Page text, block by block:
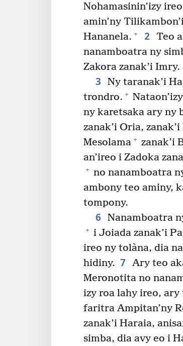
Nohamasinin’izy
amin’ny
Hananela. + 2 Teo
nanamboatra ny
Zakora zanak’i Imry.
3
Ny taranak’i
trondro. +
ny karetsaka ary ny
zanak’i Oria,
Mesolama + zanak’i
an’ireo i Zadoka
+ no nanamboatra
ambony teo aminy,
tompony.
6 Nanamboatra
+ i Joiada zanak’i
ireo ny tolàna, dia
hidiny. 7 Ary teo
Meronotita no
izy roa lahy ireo, ary
faritra Ampitan’ny
zanak’i Haraia,
simba, dia avy eo i